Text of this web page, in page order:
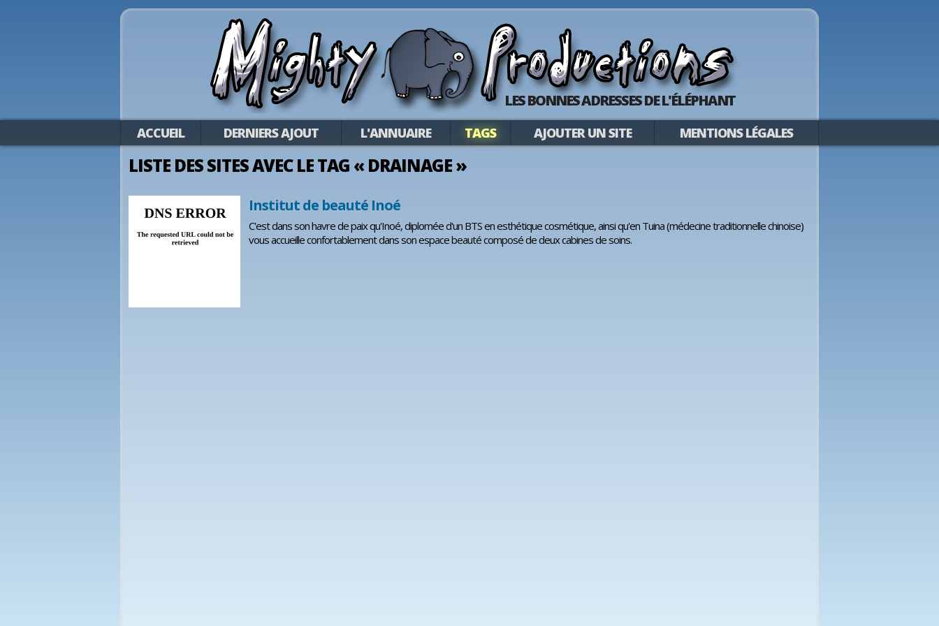
LES BONNES ADRESSES DE L'ÉLÉPHANT
ACCUEIL DERNIERS AJOUT L'ANNUAIRE TAGS AJOUTER UN SITE MENTIONS LÉGALES
LISTE DES SITES AVEC LE TAG « DRAINAGE »
Institut de beauté Inoé
C'est dans son havre de paix qu'Inoé, diplomée d'un BTS en esthétique cosmétique, ainsi qu'en Tuina (médecine traditionnelle chinoise)
vous accueille confortablement dans son espace beauté composé de deux cabines de soins.